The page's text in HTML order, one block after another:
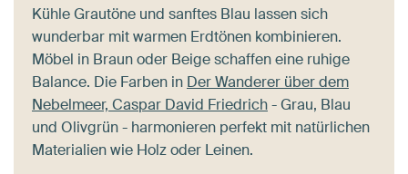
Kühle Grautöne und sanftes Blau lassen sich
wunderbar mit warmen Erdtönen kombinieren.
Möbel in Braun oder Beige schaffen eine ruhige
Balance. Die Farben in Der Wanderer über dem
Nebelmeer, Caspar David Friedrich- Grau, Blau
und Olivgrün - harmonieren perfekt mit natürlichen
Materialien wie Holz oder Leinen.